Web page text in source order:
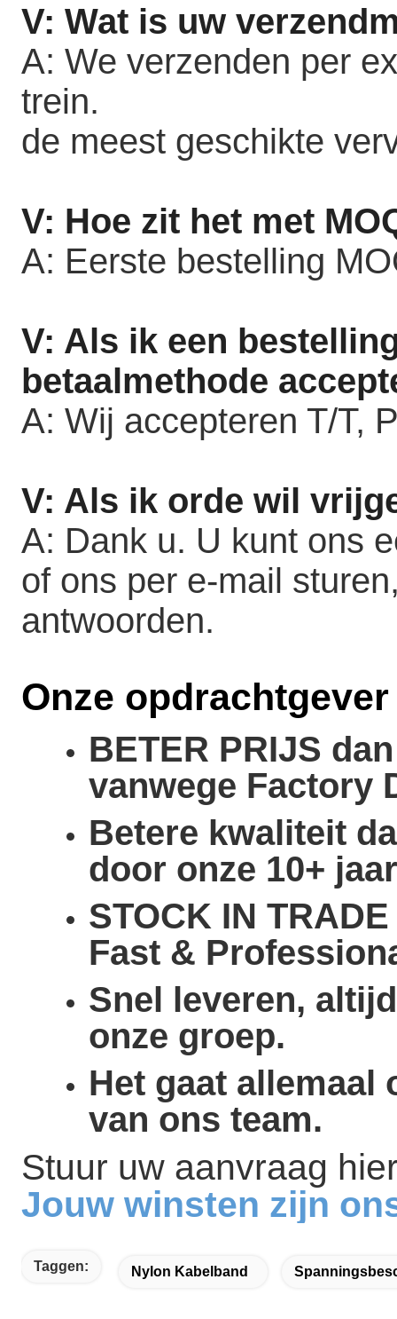
V: Wat is uw
A: We verzenden per
trein.
de meest geschikte
V: Hoe zit het met
A: Eerste bestelling
V: Als ik een
betaalmethode
A: Wij accepteren T/T,
V: Als ik orde wil
A: Dank u. U kunt ons
of ons per e-mail
antwoorden.
Onze opdrachtgever
BETER PRIJS
vanwege Factory
Betere kwaliteit
door onze 10+
STOCK IN
Fast &
Snel leveren,
onze groep.
Het gaat allemaal
van ons team.
Stuur uw aanvraag
Jouw winsten zijn
Taggen: Nylon Kabelband